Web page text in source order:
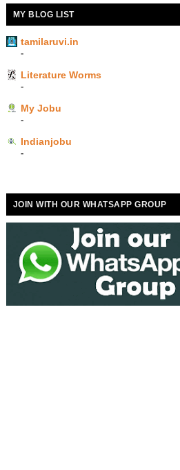
MY BLOG LIST
tamilaruvi.in
-
Literature Worms
-
My Jobu
-
Indianjobu
-
JOIN WITH OUR WHATSAPP GROUP